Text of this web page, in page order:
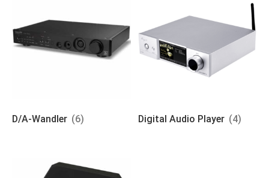
D/A-Wandler (6) Digital Audio Player (4)